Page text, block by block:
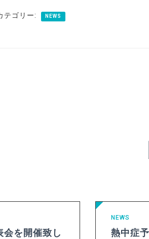
テゴリー: NEWS
を開催致し
NEWS
熱中症